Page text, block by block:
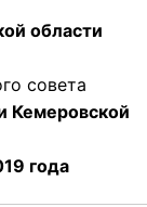
области
совета
Кемеровской
года